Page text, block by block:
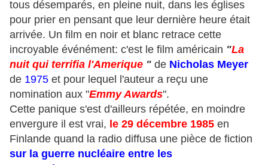
tous désemparés, en pleine nuit, dans les églises
pour prier en pensant que leur dernière heure était
arrivée. Un film en noir et blanc retrace cette
incroyable événément: c'est le film américain "La
nuit qui terrifia l'Amerique " de Nicholas Meyer
de 1975 et pour lequel l'auteur a reçu une
nomination aux "Emmy Awards".
Cette panique s'est d'ailleurs répétée, en moindre
envergure il est vrai, le 29 décembre 1985 en
Finlande quand la radio diffusa une pièce de fiction
sur la guerre nucléaire entre les